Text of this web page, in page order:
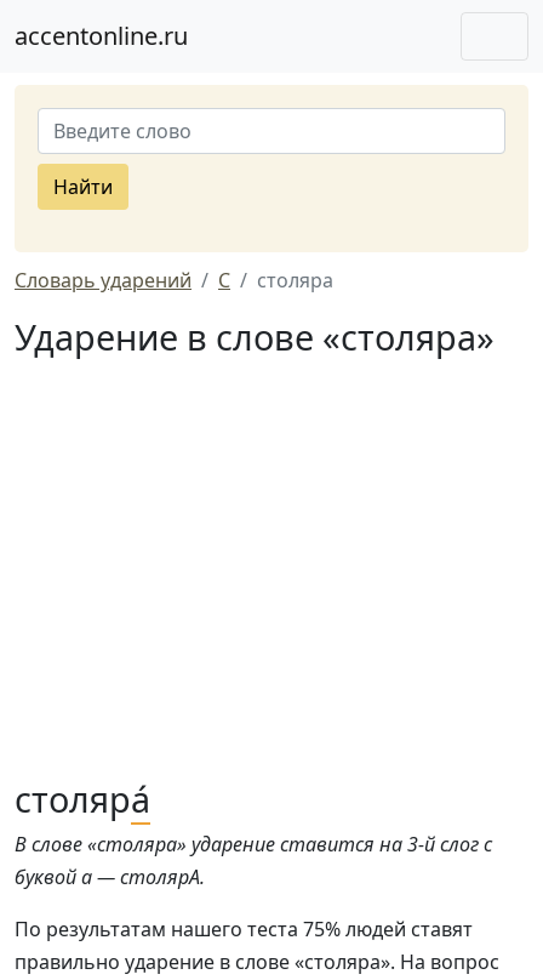
accentonline.ru
Найти
Словарь ударений С столяра
Ударение в слове «столяра»
столяра́
В слове «столяра» ударение ставится на 3-й слог с
буквой а — столярА.
По результатам нашего теста 75% людей ставят
правильно ударение в слове «столяра». На вопрос